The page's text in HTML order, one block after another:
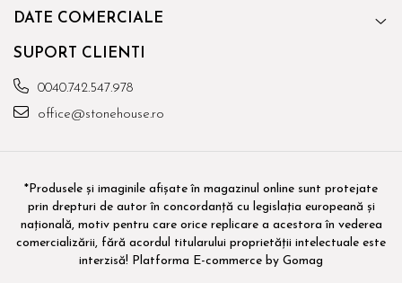
DATE COMERCIALE
SUPORT CLIENTI
0040.742.547.978
office@stonehouse.ro
*Produsele și imaginile afișate în magazinul online sunt protejate
prin drepturi de autor în concordanță cu legislația europeană și
națională, motiv pentru care orice replicare a acestora în vederea
comercializării, fără acordul titularului proprietății intelectuale este
interzisă! Platforma E-commerce by Gomag